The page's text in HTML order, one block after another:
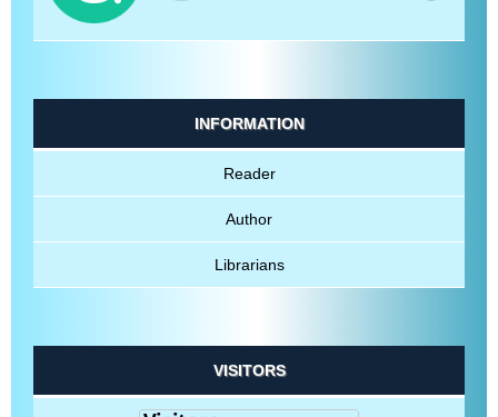
INFORMATION
Reader
Author
Librarians
VISITORS